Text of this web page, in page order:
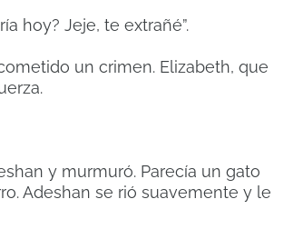
hoy? Jeje, te extrañé”.
un crimen. Elizabeth, que
y murmuró. Parecía un gato
Adeshan se rió suavemente y le